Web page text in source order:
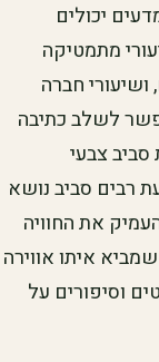
יכולים
מתמטיקה
חברה
לשלב כתיבה
סביב צבעי
רבים סביב נושא
את החוויה
שמביא איתו אווירה
וסיפורים על